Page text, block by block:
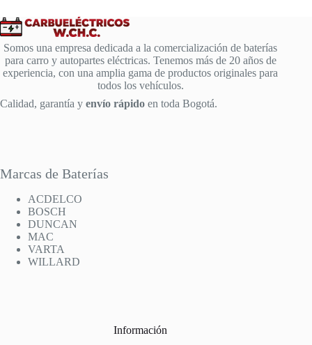
Somos una empresa dedicada a la comercialización de baterías
para carro y autopartes eléctricas. Tenemos más de 20 años de
experiencia, con una amplia gama de productos originales para
todos los vehículos.
Calidad, garantía y envío rápido en toda Bogotá.
Marcas de Baterías
ACDELCO
BOSCH
DUNCAN
MAC
VARTA
WILLARD
Información